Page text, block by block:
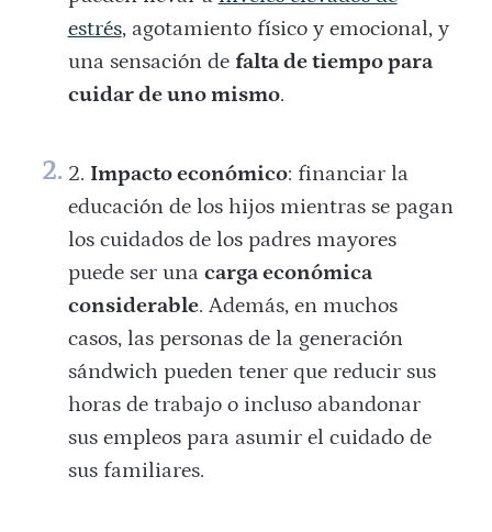
estrés, agotamiento físico y emocional, y
una sensación de falta de tiempo para
cuidar de uno mismo.
Impacto económico: financiar la
educación de los hijos mientras se pagan
los cuidados de los padres mayores
puede ser una carga económica
considerable. Además, en muchos
casos, las personas de la generación
sándwich pueden tener que reducir sus
horas de trabajo o incluso abandonar
sus empleos para asumir el cuidado de
sus familiares.